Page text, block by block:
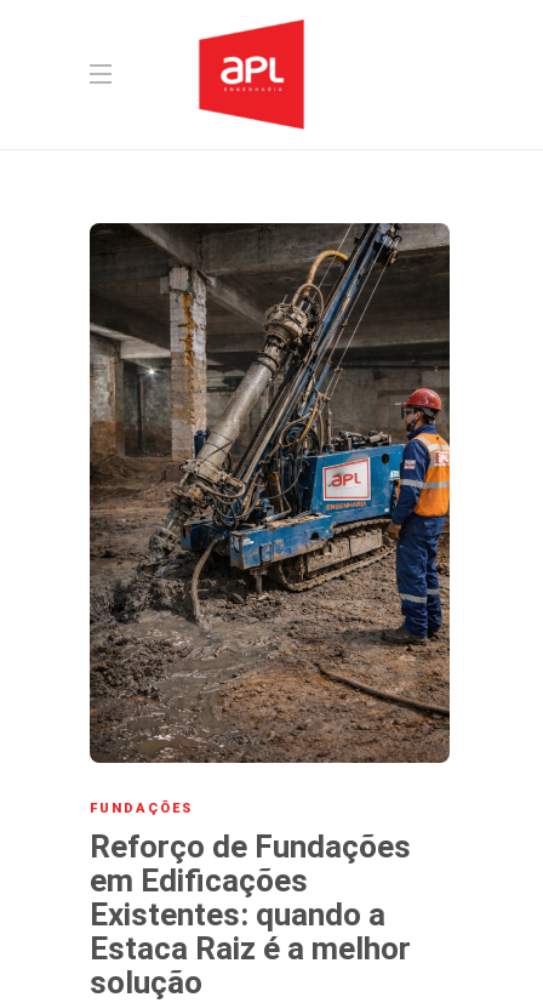
FUNDAÇÕES
Reforço de Fundações
em Edificações
Existentes: quando a
Estaca Raiz é a melhor
solução